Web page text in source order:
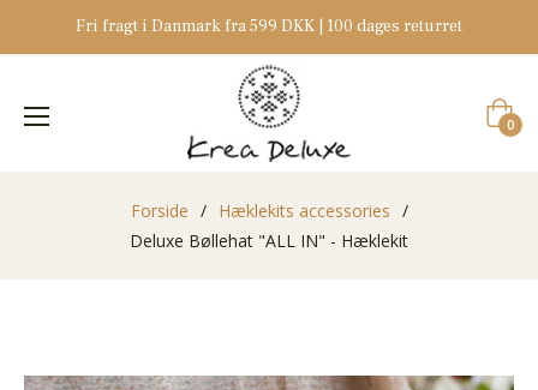
Fri fragt i Danmark fra 599 DKK | 100 dages returret
0
Forside / Hæklekits accessories /
Deluxe Bøllehat "ALL IN" - Hæklekit